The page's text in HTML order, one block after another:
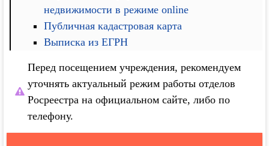
недвижимости в режиме online
Публичная кадастровая карта
Выписка из ЕГРН
Перед посещением учреждения, рекомендуем
уточнять актуальный режим работы отделов
Росреестра на официальном сайте, либо по
телефону.